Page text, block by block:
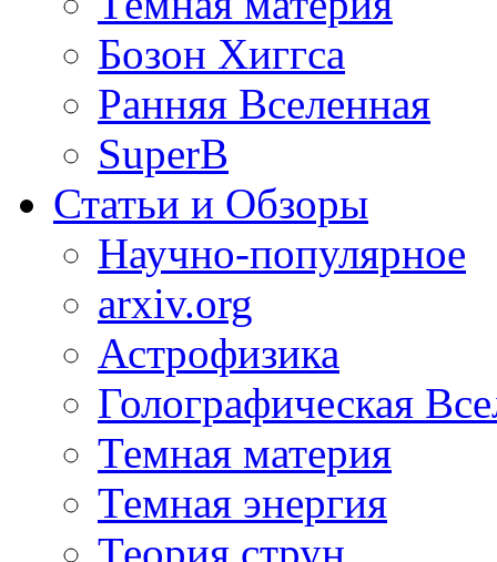
Бозон Хиггса
Ранняя Вселенная
SuperB
Статьи и Обзоры
Научно-популярное
arxiv.org
Астрофизика
Голографическая
Темная материя
Темная энергия